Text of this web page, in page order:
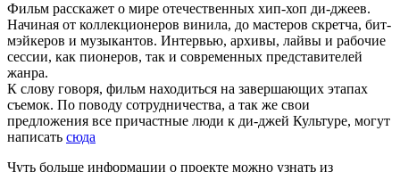
Фильм расскажет о мире отечественных хип-хоп ди-джеев.
Начиная от коллекционеров винила, до мастеров скретча, бит-
мэйкеров и музыкантов. Интервью, архивы, лайвы и рабочие
сессии, как пионеров, так и современных представителей
жанра.
К слову говоря, фильм находиться на завершающих этапах
съемок. По поводу сотрудничества, а так же свои
предложения все причастные люди к ди-джей Культуре, могут
написать сюда
Чуть больше информации о проекте можно узнать из